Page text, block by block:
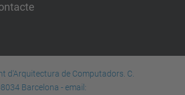
d'Arquitectura de Computadors. C.
Barcelona - email: